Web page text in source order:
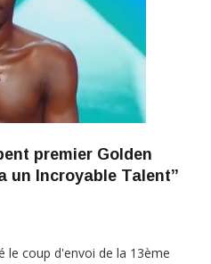
premier Golden
un Incroyable Talent”
le coup d'envoi de la 13ème